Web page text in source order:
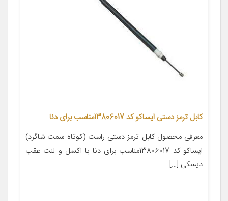
کابل ترمز دستی ایساکو کد 13806017مناسب برای دنا
معرفی محصول کابل ترمز دستی راست (کوتاه سمت شاگرد)
ایساکو کد 13806017مناسب برای دنا با اکسل و لنت عقب
دیسکی […]